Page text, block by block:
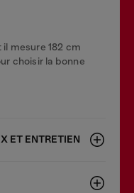
mesure 182 cm
choisir la bonne
ET ENTRETIEN